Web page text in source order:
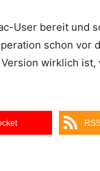
User bereit und
schon vor
wirklich